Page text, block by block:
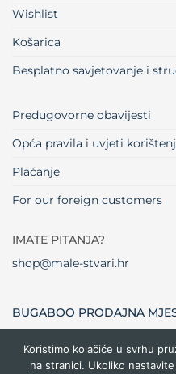
Wishlist
Košarica
Besplatno savjetovanje i
Predugovorne obavijesti
Opća pravila i uvjeti
Plaćanje
For our foreign customers
IMATE PITANJA?
shop@male-stvari.hr
BUGABOO PRODAJNA
Visa MasterCard
Koristimo kolačiće u svrhu
na stranici. Ukoliko